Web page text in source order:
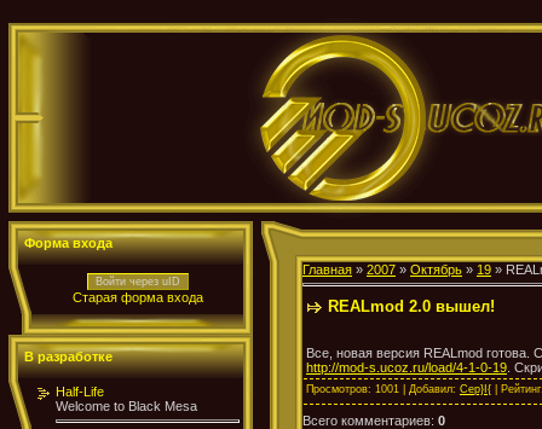
Форма входа
Войти через uID
Старая форма входа
В разработке
Half-Life
Welcome to Black Mesa
Главная » 2007 » Октябрь » 19 »
REALmod 2.0 вышел!
Все, новая версия REALmod готова.
http://mod-s.ucoz.ru/load/4-1-0-19 .
Просмотров: 1001 | Добавил: Cep}I{ Рейтинг
Всего комментариев: 0